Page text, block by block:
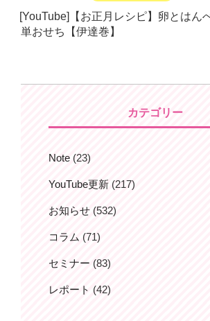
日:
[YouTube]【お正月レシピ】卵とはん
単おせち【伊達巻】
カテゴリー
Note (23)
YouTube更新 (217)
お知らせ (532)
コラム (71)
セミナー (83)
レポート (42)